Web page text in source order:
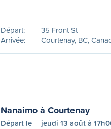
Départ:
35 Front St
Arrivée:
Courtenay, BC,
Nanaimo à Courtenay
Départ le jeudi 13 août à